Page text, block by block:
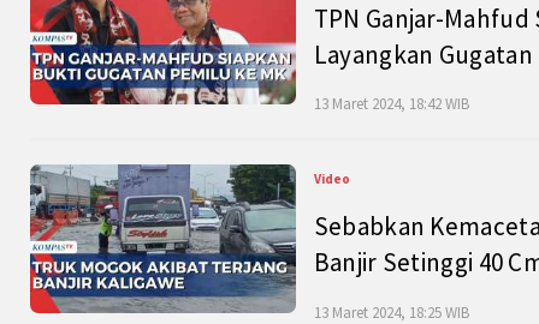
TPN Ganjar-
Layangkan
13 Maret 2024, 18:42 WIB
Video
Sebabkan
Banjir Setinggi 40
13 Maret 2024, 18:25 WIB